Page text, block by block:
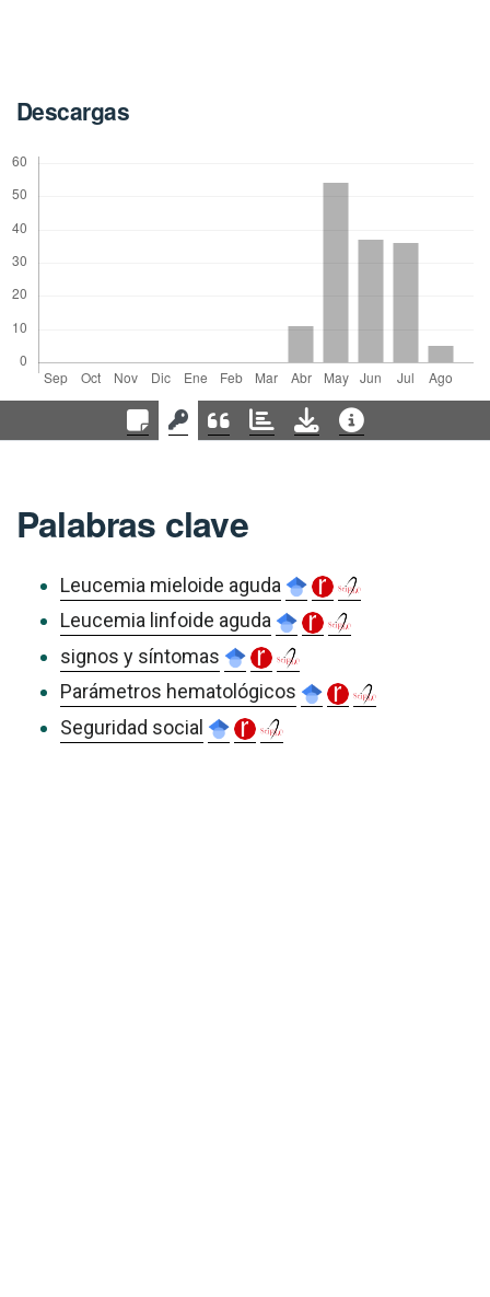
Descargas
Palabras clave
Leucemia mieloide aguda
Leucemia linfoide aguda
signos y síntomas
Parámetros hematológicos
Seguridad social